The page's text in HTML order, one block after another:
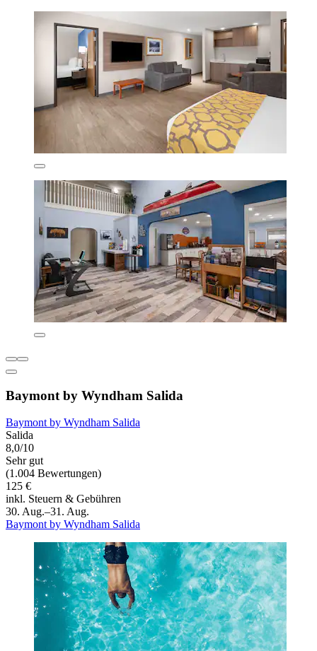
Baymont by Wyndham Salida
Baymont by Wyndham Salida
Salida
8,0/10
Sehr gut
(1.004 Bewertungen)
125 €
inkl. Steuern & Gebühren
30. Aug.–31. Aug.
Baymont by Wyndham Salida